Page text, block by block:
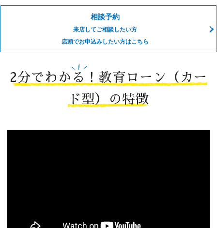
相談予約
来店してご相談したい方
店頭でお申込みしたい方はこちら
2分でわかる！教育ローン（カー
ド型）の特徴